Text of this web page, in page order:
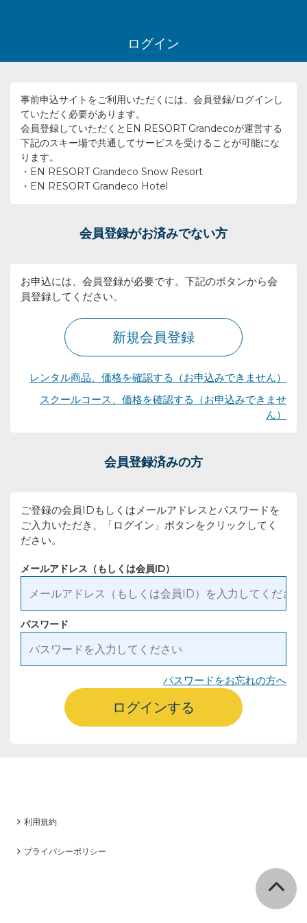
ログイン
事前申込サイトをご利用いただくには、会員登録/ログインし
ていただく必要があります。
会員登録していただくとEN RESORT Grandecoが運営する
下記のスキー場で共通してサービスを受けることが可能にな
ります。
・EN RESORT Grandeco Snow Resort
・EN RESORT Grandeco Hotel
会員登録がお済みでない方
お申込には、会員登録が必要です。下記のボタンから会
員登録してください。
新規会員登録
レンタル商品、価格を確認する（お申込みできません）
スクールコース、価格を確認する（お申込みできませ
ん）
会員登録済みの方
ご登録の会員IDもしくはメールアドレスとパスワードを
ご入力いただき、「ログイン」ボタンをクリックしてく
ださい。
メールアドレス（もしくは会員ID）
パスワード
パスワードをお忘れの方へ
ログインする
利用規約
プライバシーポリシー